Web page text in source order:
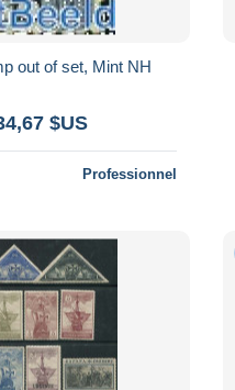
out of set, Mint NH
$US
Professionnel